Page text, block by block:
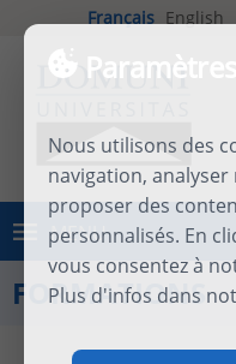
Nous utilisons des
navigation,
proposer des
personnalisés. En
vous consentez à
Plus d'infos dans
Français English
MENU
FORMATIONS